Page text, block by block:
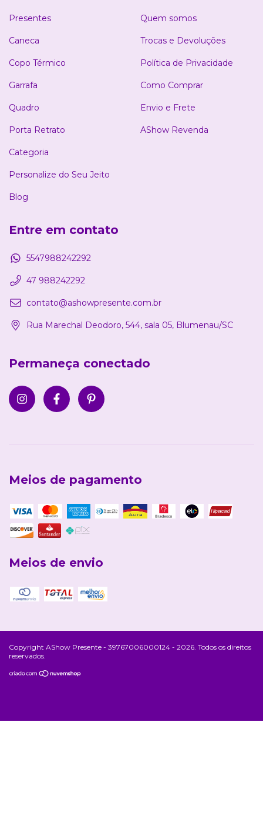
Presentes
Caneca
Copo Térmico
Garrafa
Quadro
Porta Retrato
Categoria
Personalize do Seu Jeito
Blog
Quem somos
Trocas e Devoluções
Política de Privacidade
Como Comprar
Envio e Frete
AShow Revenda
Entre em contato
5547988242292
47 988242292
contato@ashowpresente.com.br
Rua Marechal Deodoro, 544, sala 05, Blumenau/SC
Permaneça conectado
Meios de pagamento
Meios de envio
Copyright AShow Presente - 39767006000124 - 2026. Todos os direitos
reservados.